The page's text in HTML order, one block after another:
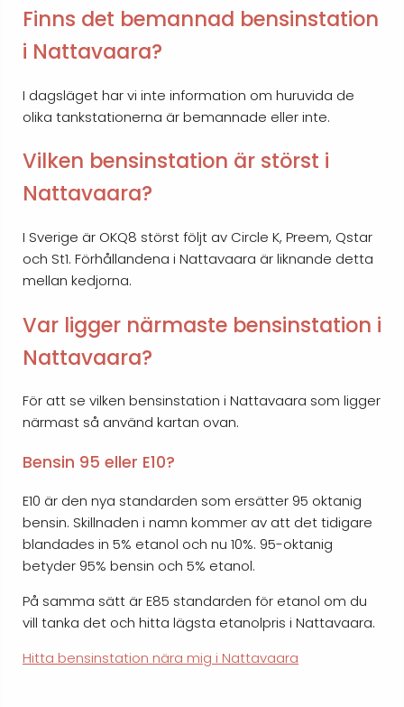
Finns det bemannad bensinstation
i Nattavaara?
I dagsläget har vi inte information om huruvida de
olika tankstationerna är bemannade eller inte.
Vilken bensinstation är störst i
Nattavaara?
I Sverige är OKQ8 störst följt av Circle K, Preem, Qstar
och St1. Förhållandena i Nattavaara är liknande detta
mellan kedjorna.
Var ligger närmaste bensinstation i
Nattavaara?
För att se vilken bensinstation i Nattavaara som ligger
närmast så använd kartan ovan.
Bensin 95 eller E10?
E10 är den nya standarden som ersätter 95 oktanig
bensin. Skillnaden i namn kommer av att det tidigare
blandades in 5% etanol och nu 10%. 95-oktanig
betyder 95% bensin och 5% etanol.
På samma sätt är E85 standarden för etanol om du
vill tanka det och hitta lägsta etanolpris i Nattavaara.
Hitta bensinstation nära mig i Nattavaara